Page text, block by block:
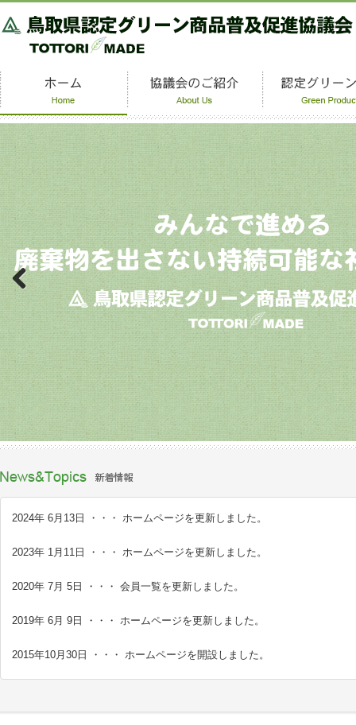
Previous
2024年 6月13日 ・・・ ホームページを更新しました。
2023年 1月11日 ・・・ ホームページを更新しました。
2020年 7月 5日 ・・・ 会員一覧を更新しました。
2019年 6月 9日 ・・・ ホームページを更新しました。
2015年10月30日 ・・・ ホームページを開設しました。